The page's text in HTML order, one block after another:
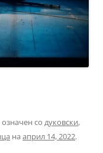
означен со дуковски,
на април 14, 2022.